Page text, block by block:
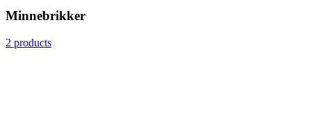
Minnebrikker
2 products